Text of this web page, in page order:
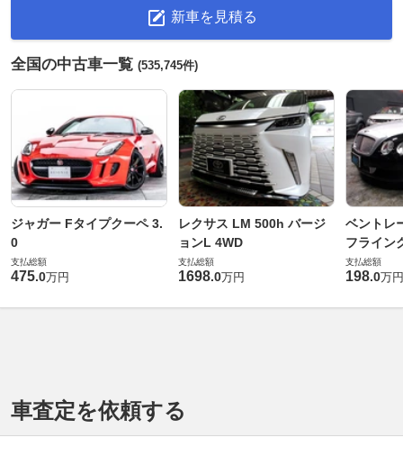
新車を見積る
全国の中古車一覧 (535,745件)
ジャガー Fタイプクーペ 3.
0
支払総額
475.0万円
レクサス LM 500h バージ
ョンL 4WD
支払総額
1698.0万円
ベントレ
フライン
支払総額
198.0万円
車査定を依頼する